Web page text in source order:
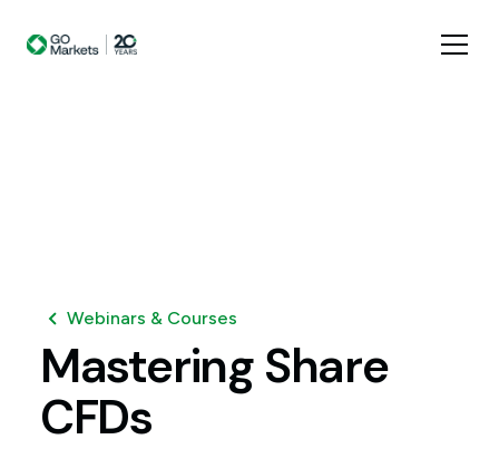
Webinars & Courses
Mastering Share
CFDs